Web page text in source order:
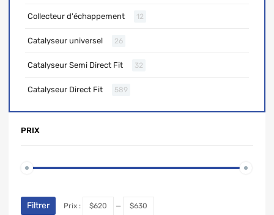
Collecteur d'échappement 12
Catalyseur universel 26
Catalyseur Semi Direct Fit 32
Catalyseur Direct Fit 589
PRIX
Filtrer Prix : $620 — $630